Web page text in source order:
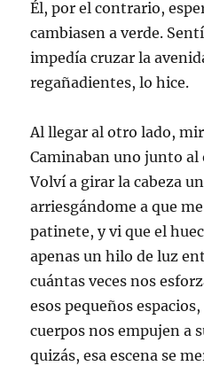
Él, por el contrario,
cambiasen a verde.
impedía cruzar la
regañadientes, lo hice.
Al llegar al otro lado,
Caminaban uno junto
Volví a girar la cabeza
arriesgándome a que
patinete, y vi que el
apenas un hilo de luz
cuántas veces nos
esos pequeños
cuerpos nos empujen a
quizás, esa escena se